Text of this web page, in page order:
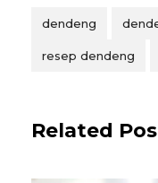
dendeng
resep dendeng
Related